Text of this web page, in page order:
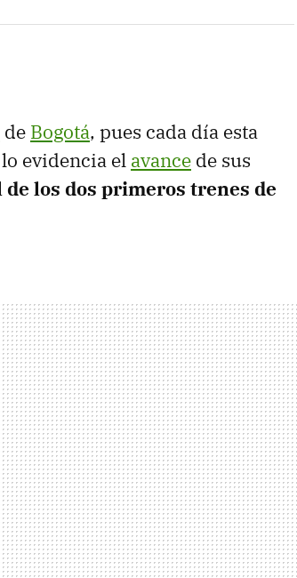
de Bogotá, pues cada día esta
evidencia el avance de sus
los dos primeros trenes de